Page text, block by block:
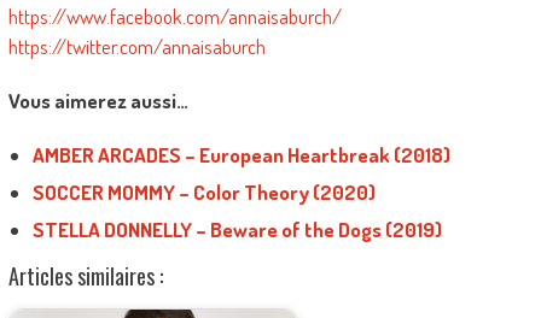
https://www.facebook.com/annaisaburch/
https://twitter.com/annaisaburch
Vous aimerez aussi…
AMBER ARCADES – European Heartbreak (2018)
SOCCER MOMMY – Color Theory (2020)
STELLA DONNELLY – Beware of the Dogs (2019)
Articles similaires :